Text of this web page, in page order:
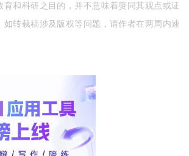
育和科研之目的，并不意味着赞同其观点或证
如转载稿涉及版权等问题，请作者在两周内速